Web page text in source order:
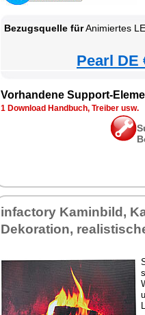
Bezugsquelle fürAnimiertes
Pearl DE
Vorhandene Support-
1 Download Handbuch, Treiber usw.
infactory Kaminbild,
Dekoration,